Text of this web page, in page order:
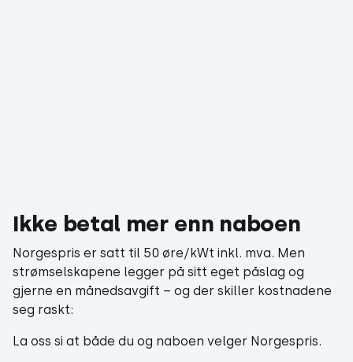
Ikke betal mer enn naboen
Norgespris er satt til 50 øre/kWt inkl. mva. Men
strømselskapene legger på sitt eget påslag og
gjerne en månedsavgift – og der skiller kostnadene
seg raskt:
La oss si at både du og naboen velger Norgespris.